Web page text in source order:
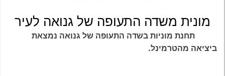
מונית משדה התעופה של גנואה לעיר
תחנת מוניות בשדה התעופה של גנואה נמצאת
ביציאה מהטרמינל.